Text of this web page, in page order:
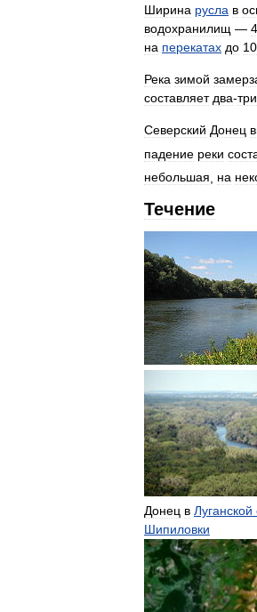
Ширина русла в
водохранилищ — 4
на перекатах до 10
Река зимой
составляет два-три
Северский Донец
падение реки
небольшая
на
Течение
Донец в Луганской
Шипиловки